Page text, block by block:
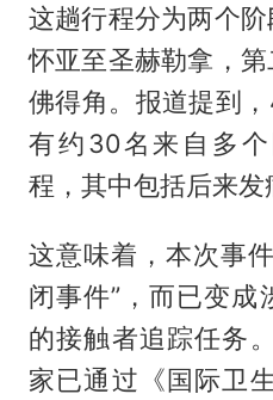
这趟行程分为两个
怀亚至圣赫勒拿，
佛得角。报道提到
有约30名来自多
程，其中包括后来发
这意味着，本次事
闭事件”，而已变成
的接触者追踪任务
家已通过《国际卫